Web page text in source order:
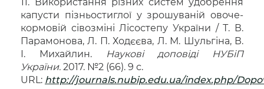
капусти пізньостиглої у зрошуваній овоче-
кормовій сівозміні Лісостепу України / Т. В.
Парамонова, Л. П. Ходєєва, Л. М. Шульгіна, В.
І. Михайлин.
Наукові доповіді НУБіП
України. 2017. №2 (66). 9 с.
URL: http://journals.nubip.edu.ua/index.php/